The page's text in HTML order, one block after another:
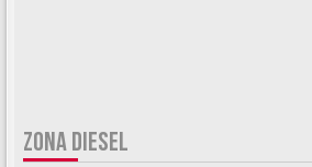
ZONA DIESEL